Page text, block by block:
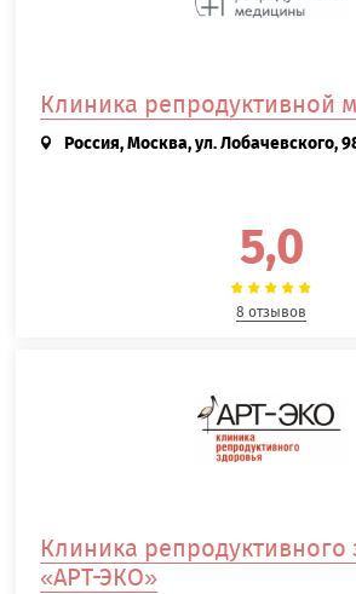
Клиника репродуктивной
Россия, Москва, ул. Лобачевского,
5,0
8 отзывов
Клиника репродуктивного
«АРТ-ЭКО»